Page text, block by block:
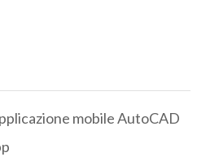
mobile AutoCAD